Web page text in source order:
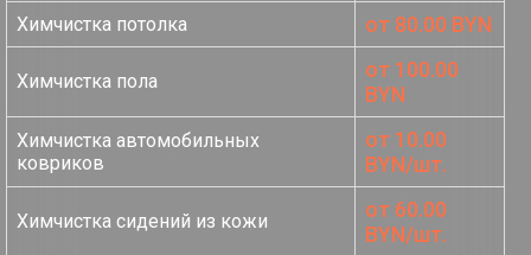
Химчистка потолка от 80.00 BYN
Химчистка пола
от 100.00
BYN
Химчистка автомобильных
ковриков
от 10.00
BYN/шт.
Химчистка сидений из кожи
от 60.00
BYN/шт.